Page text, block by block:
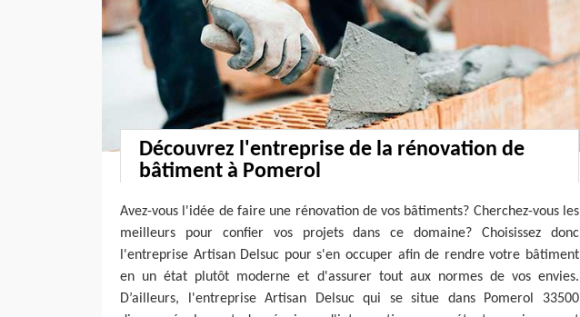
Découvrez l'entreprise de la rénovation de
bâtiment à Pomerol
Avez-vous l'idée de faire une rénovation de vos bâtiments? Cherchez-vous les
meilleurs pour confier vos projets dans ce domaine? Choisissez donc
l'entreprise Artisan Delsuc pour s'en occuper afin de rendre votre bâtiment
en un état plutôt moderne et d'assurer tout aux normes de vos envies.
D’ailleurs, l'entreprise Artisan Delsuc qui se situe dans Pomerol 33500